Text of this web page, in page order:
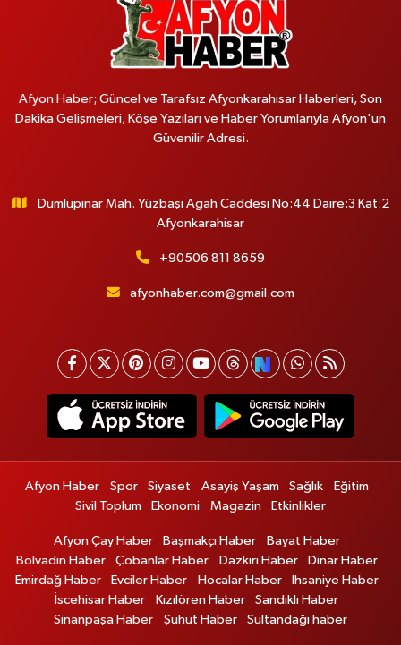
Afyon Haber; Güncel ve Tarafsız Afyonkarahisar Haberleri, Son
Dakika Gelişmeleri, Köşe Yazıları ve Haber Yorumlarıyla Afyon'un
Güvenilir Adresi.
Dumlupınar Mah. Yüzbaşı Agah Caddesi No:44 Daire:3 Kat:2
Afyonkarahisar
+90506 811 8659
afyonhaber.com@gmail.com
Afyon Haber Spor Siyaset Asayiş Yaşam Sağlık
Eğitim
Sivil Toplum
Ekonomi Magazin Etkinlikler
Afyon Çay Haber Başmakçı Haber
Bayat Haber
Bolvadin Haber
Çobanlar Haber Dazkırı Haber
Dinar Haber
Emirdağ Haber
Evciler Haber Hocalar Haber
İhsaniye Haber
İscehisar Haber
Kızılören Haber
Sandıklı Haber
Sinanpaşa Haber
Şuhut Haber Sultandağı haber